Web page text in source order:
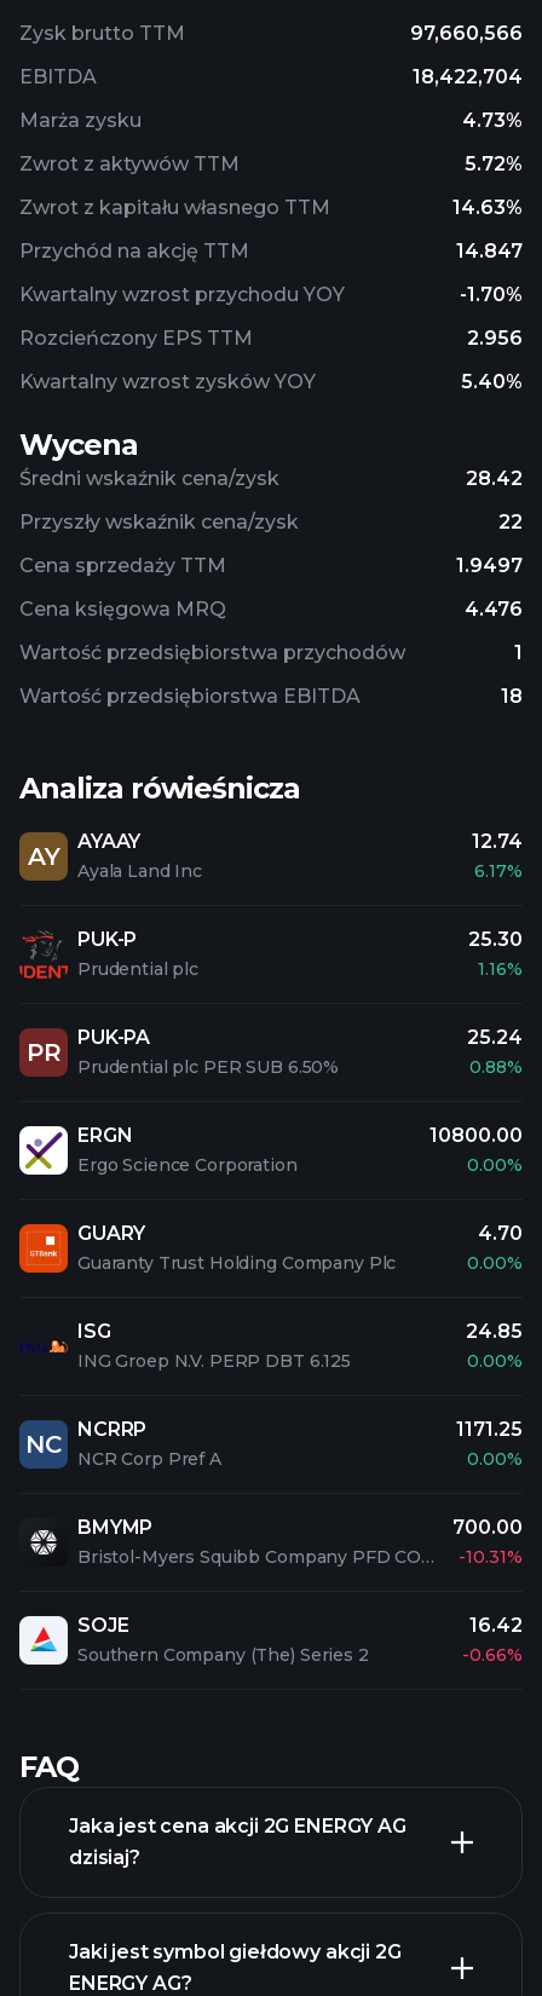
Zysk brutto TTM
97,660,566
EBITDA
18,422,704
Marża zysku
4.73%
Zwrot z aktywów TTM
5.72%
Zwrot z kapitału własnego TTM
14.63%
Przychód na akcję TTM
14.847
Kwartalny wzrost przychodu YOY
-1.70%
Rozcieńczony EPS TTM
2.956
Kwartalny wzrost zysków YOY
5.40%
Wycena
Średni wskaźnik cena/zysk
28.42
Przyszły wskaźnik cena/zysk
22
Cena sprzedaży TTM
1.9497
Cena księgowa MRQ
4.476
Wartość przedsiębiorstwa przychodów
1
Wartość przedsiębiorstwa EBITDA
18
Analiza rówieśnicza
AY
AYAAY
Ayala Land Inc
12.74
6.17%
PUK-P
Prudential plc
25.30
1.16%
PR
PUK-PA
Prudential plc PER SUB 6.50%
25.24
0.88%
ERGN
Ergo Science Corporation
10800.00
0.00%
GUARY
Guaranty Trust Holding Company Plc
4.70
0.00%
ISG
ING Groep N.V. PERP DBT 6.125
24.85
0.00%
NC
NCRRP
NCR Corp Pref A
1171.25
0.00%
BMYMP
Bristol-Myers Squibb Company PFD CONV 2
700.00
-10.31%
SOJE
Southern Company (The) Series 2
16.42
-0.66%
FAQ
Jaka jest cena akcji 2G ENERGY AG
dzisiaj?
Jaki jest symbol giełdowy akcji 2G
ENERGY AG?